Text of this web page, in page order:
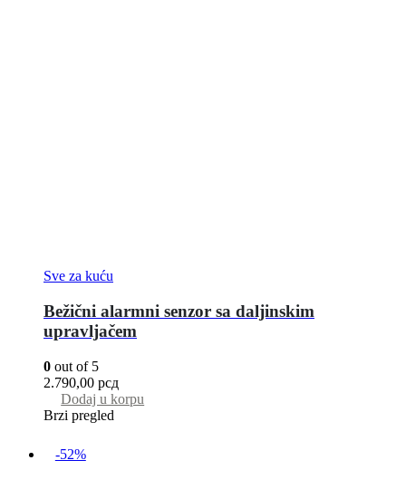
Sve za kuću
Bežični alarmni senzor sa daljinskim
upravljačem
0 out of 5
2.790,00 рсд
Dodaj u korpu
Brzi pregled
-52%